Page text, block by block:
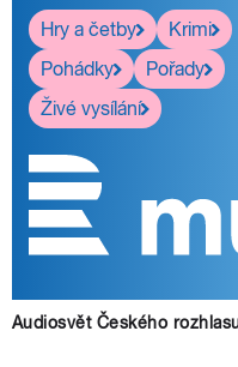
Hry a četby
Krimi
Pohádky
Pořady
Živé vysílání
Audiosvět Českého